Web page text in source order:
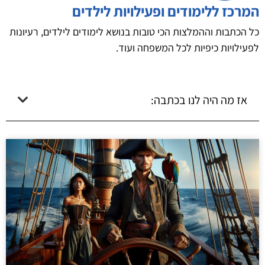
המרכז ללימודים ופעילויות לילדים
כל הכתבות וההמלצות הכי טובות בנושא לימודים לילדים, רעיונות
לפעילויות כיפיות לכל המשפחה ועוד.
אז מה היה לנו בכתבה: